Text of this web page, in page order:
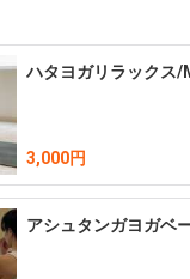
ハタヨガリラックス/
3,000円
アシュタンガヨガベ